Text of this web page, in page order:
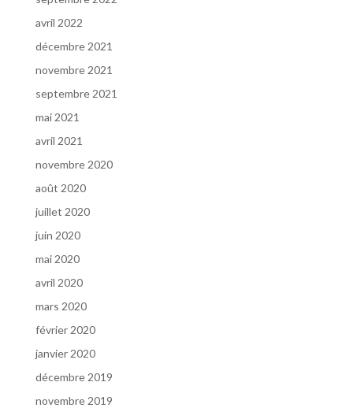
avril 2022
décembre 2021
novembre 2021
septembre 2021
mai 2021
avril 2021
novembre 2020
août 2020
juillet 2020
juin 2020
mai 2020
avril 2020
mars 2020
février 2020
janvier 2020
décembre 2019
novembre 2019